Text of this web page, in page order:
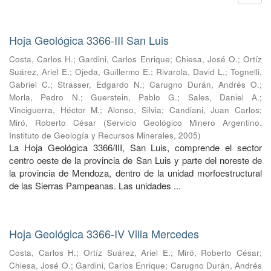
Hoja Geológica 3366-III San Luis
Costa, Carlos H.;Gardini, Carlos Enrique; Chiesa, José O.;Ortíz
Suárez, Ariel E.; Ojeda, Guillermo E.; Rivarola, David L.; Tognelli,
Gabriel C.; Strasser, Edgardo N.; Carugno Durán, Andrés O.;
Morla, Pedro N.; Guerstein, Pablo G.; Sales, Daniel A.;
Vinciguerra, Héctor M.;Alonso, Silvia; Candiani, Juan Carlos;
Miró, Roberto César
(Servicio Geológico Minero Argentino.
Instituto de Geología y Recursos Minerales, 2005)
La Hoja Geológica 3366/III, San Luis, comprende el sector
centro oeste de la provincia de San Luis y parte del noreste de
la provincia de Mendoza, dentro de la unidad morfoestructural
de las Sierras Pampeanas. Las unidades ...
Hoja Geológica 3366-IV Villa Mercedes
Costa, Carlos H.;Ortíz Suárez, Ariel E.; Miró, Roberto César;
Chiesa, José O.; Gardini, Carlos Enrique; Carugno Durán, Andrés